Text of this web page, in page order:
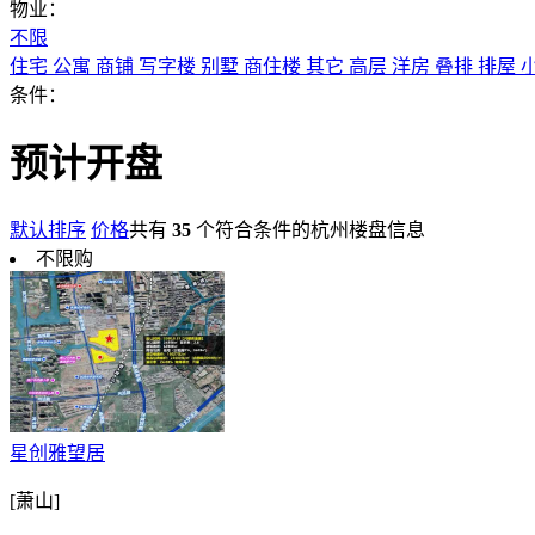
物业：
不限
住宅 公寓 商铺 写字楼 别墅 商住楼 其它 高层 洋房 叠排 排屋
条件：
预计开盘
默认排序 价格共有 35 个符合条件的杭州楼盘信息
不限购
星创雅望居
[萧山]